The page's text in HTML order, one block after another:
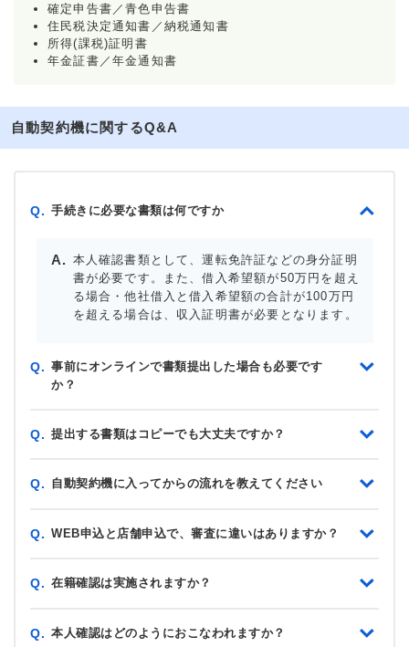
確定申告書／青色申告書
住民税決定通知書／納税通知書
所得(課税)証明書
年金証書／年金通知書
自動契約機に関するQ&A
Q. 手続きに必要な書類は何ですか
本人確認書類として、運転免許証などの身分証明
書が必要です。また、借入希望額が50万円を超え
る場合・他社借入と借入希望額の合計が100万円
を超える場合は、収入証明書が必要となります。
Q. 事前にオンラインで書類提出した場合も必要です
か？
Q. 提出する書類はコピーでも大丈夫ですか？
Q. 自動契約機に入ってからの流れを教えてください
Q. WEB申込と店舗申込で、審査に違いはありますか？
Q. 在籍確認は実施されますか？
Q. 本人確認はどのようにおこなわれますか？